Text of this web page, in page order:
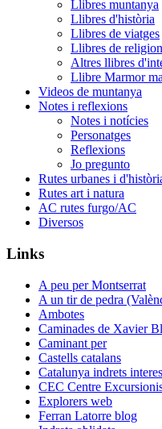
Llibres muntanya
Llibres d'història
Llibres de viatges
Llibres de
Altres llibres
Llibre Marmor
Videos de muntanya
Notes i reflexions
Notes i notícies
Personatges
Reflexions
Jo pregunto
Rutes urbanes i
Rutes art i natura
AC rutes furgo/AC
Diversos
Links
A peu per Montserrat
A un tir de pedra
Ambotes
Caminades de Xavier
Caminant per
Castells catalans
Catalunya indrets
CEC Centre
Explorers web
Ferran Latorre blog